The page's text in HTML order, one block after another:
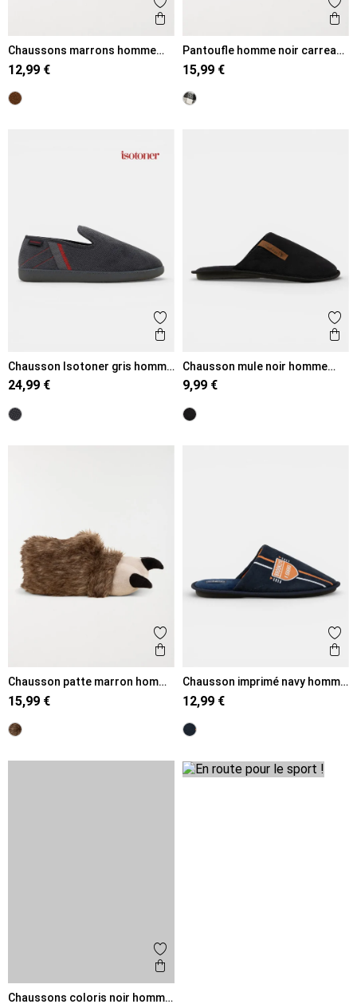
Ajouter aux favoris
Aperçu rapide
Chaussons marrons homme
(40-46)
12,99 €
Pantoufle homme noir carreaux
(39-45)
15,99 €
Ajouter aux favoris
Aperçu rapide
Chausson Isotoner gris homme
(40-46)
24,99 €
Chausson mule noir homme
(41-46)
9,99 €
Ajouter aux favoris
Aperçu rapide
Chausson patte marron homme
(40-45)
15,99 €
Chausson imprimé navy homme
(41-46)
12,99 €
Ajouter aux favoris
Aperçu rapide
Chaussons coloris noir homme